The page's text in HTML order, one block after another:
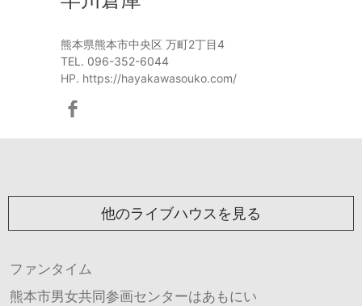
熊本県熊本市中央区 万町2丁目4
TEL. 096-352-6044
HP. https://hayakawasouko.com/
他のライブハウスを見る
ファンタイム
熊本市男女共同参画センターはあもにい